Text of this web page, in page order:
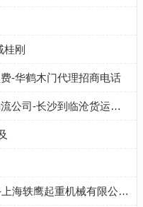
桂刚
-华鹤木门代理招商电话
长沙到临沧物流专线-长沙到临沧物流公司-长沙到临沧货运专线-长沙博文物流
电动葫芦_搬运设备_高空作业平台-上海轶鹰起重机械有限公司-沪工牌